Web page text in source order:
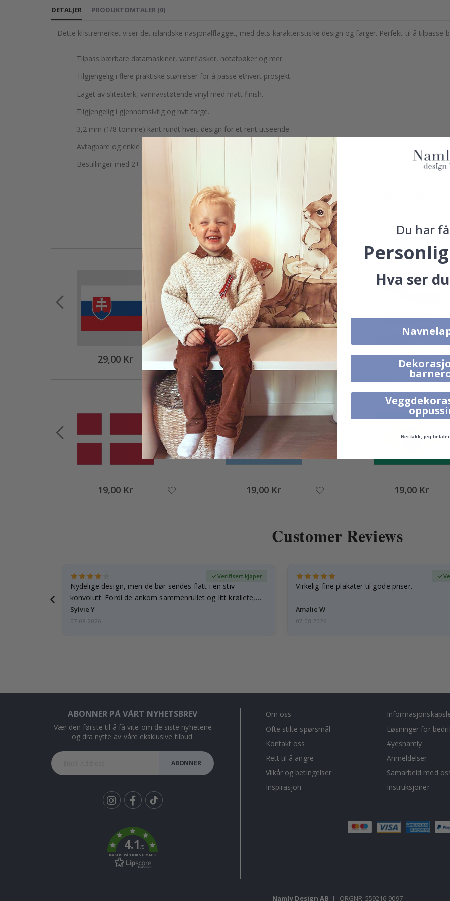
DETALJER
Dette klistremerket viser det islandske nasjonalflagget, med dets karakteristiske design og farger. Perfekt til å
Tilpass bærbare datamaskiner, vannflasker, notatbøker og mer.
Tilgjengelig i flere praktiske størrelser for å passe ethvert prosjekt.
Laget av slitesterk, vannavstøtende vinyl med matt finish.
Tilgjengelig i gjennomsiktig og hvit farge.
3,2 mm (1/8 tomme) kant rundt hvert design for et rent utseende.
Avtagbare og enkle å påføre uten å etterlate rester.
Bestillinger med 2+ små klistremerker trykkes i par på ett ark for å redusere avfall.
PRODUKTOMTALER (0)
Ekte inspirasjon fra våre fornøyde kunder!
Merk ditt med #namly_design
Produkter kjøpt sammen
29,00 Kr 19,00 Kr 142,00 Kr
Alternative produkter
19,00 Kr 19,00 Kr 19,00 Kr
Customer Reviews
Nydelige design, men de bør sendes flatt i en stiv
konvolutt. Fordi de ankom sammenrullet og litt krøllete,
skulle de…
Sylvie Y
Verifisert kjøper
07.08.2026
Virkelig fine plakater til gode priser.
Amalie W
07.08.2026
ABONNER PÅ VÅRT NYHETSBREV
Vær den første til å få vite om de siste nyhetene
og dra nytte av våre eksklusive tilbud.
ABONNER
k
4.1/5
BASERT PÅ 1030 STEMMER
Om oss
Ofte stilte spørsmål
Kontakt oss
Rett til å angre
Vilkår og betingelser
Inspirasjon
Løsninger for
#yesnamly
Anmeldelser
Samarbeid med
Instruksjoner
Namly Design AB | ORGNR: 559216-9097
Du har
Hva ser
Nei takk, jeg